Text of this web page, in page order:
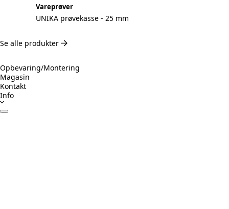
Vareprøver
UNIKA prøvekasse - 25 mm
Se alle produkter
Opbevaring/Montering
Magasin
Kontakt
Info